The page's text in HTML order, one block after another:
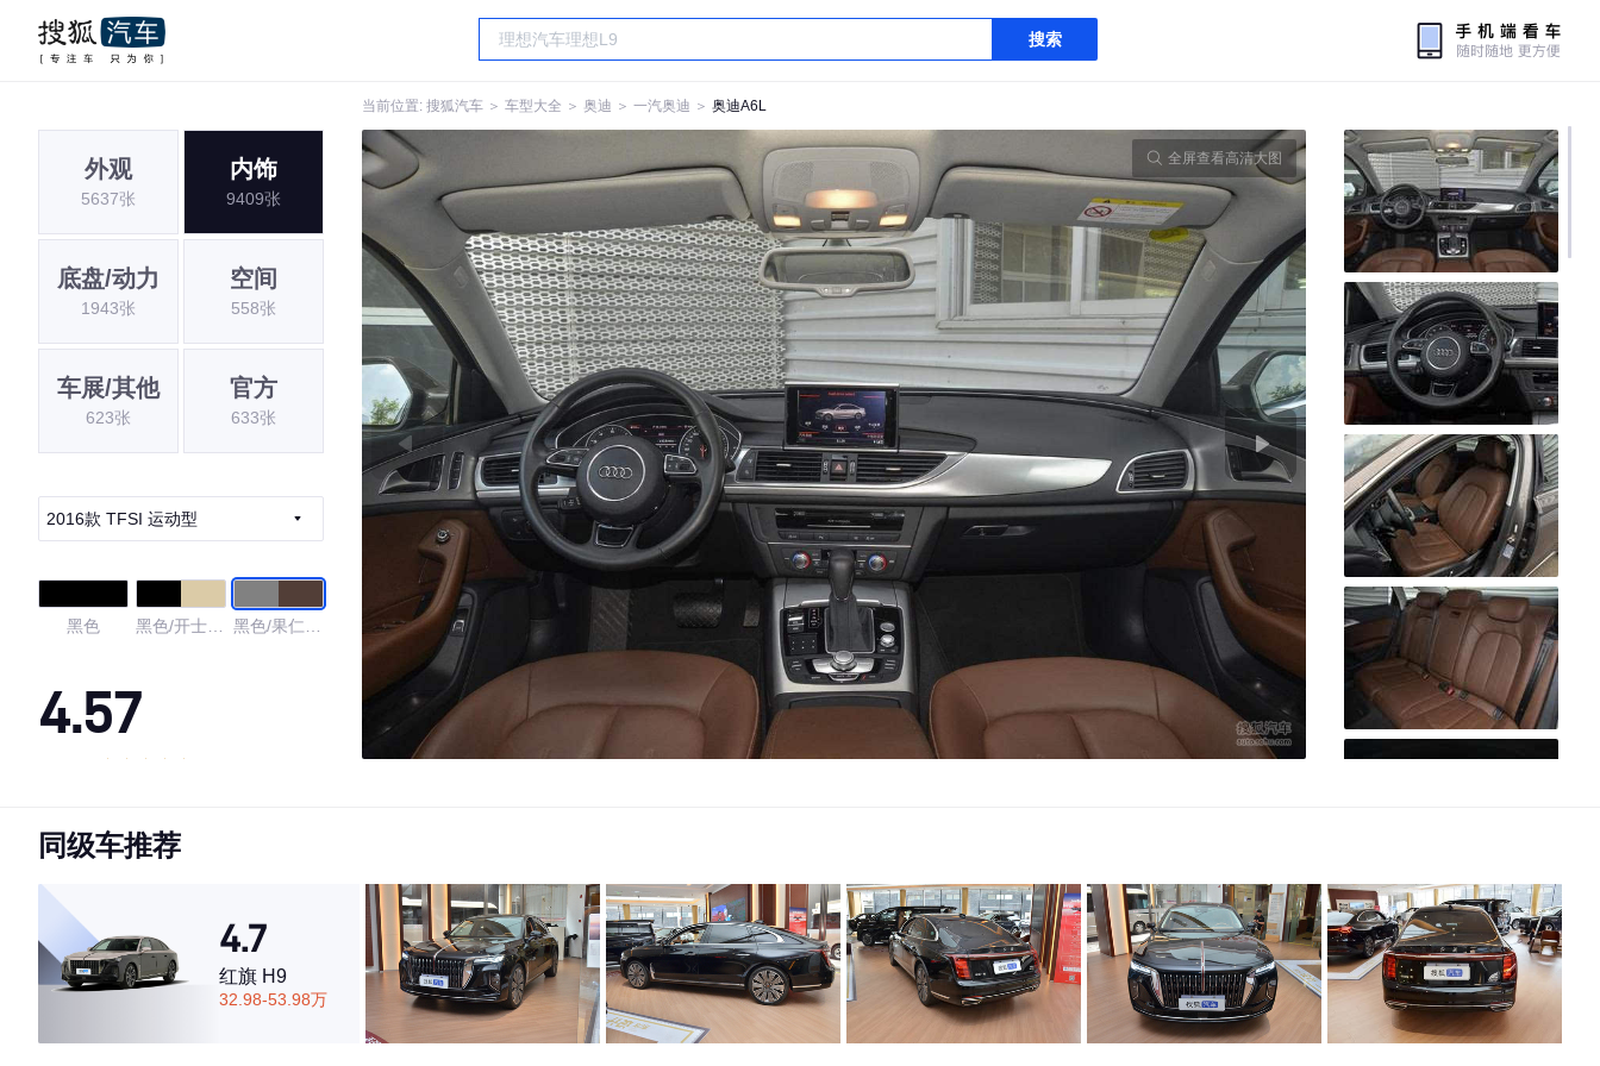
搜索
当前位置: 搜狐汽车 ＞ 车型大全 ＞ 奥迪 ＞ 一汽奥迪 ＞ 奥迪A6L
外观
5637张
内饰
9409张
底盘/动力
1943张
空间
558张
车展/其他
623张
官方
633张
2016款 TFSI 运动型
黑色
黑色/开士米
黑色/果仁棕
4.57
·内饰表现一般，低于67%同级车
·空间表现一般，低于54%同级车
全屏查看高清大图
同级车推荐
4.7
红旗 H9
32.98-53.98万